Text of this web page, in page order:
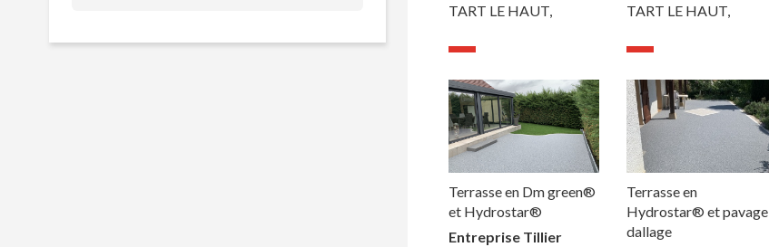
TART LE HAUT,
TART LE HAUT,
Terrasse en Dm green®
et Hydrostar®
Entreprise Tillier
Terrasse en
Hydrostar® et pavage
dallage